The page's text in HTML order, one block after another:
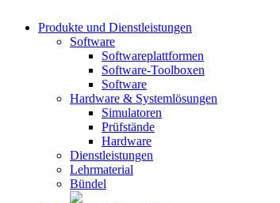
Produkte und Dienstleistungen
Software
Softwareplattformen
Software-Toolboxen
Software
Hardware & Systemlösungen
Simulatoren
Prüfstände
Hardware
Dienstleistungen
Lehrmaterial
Bündel